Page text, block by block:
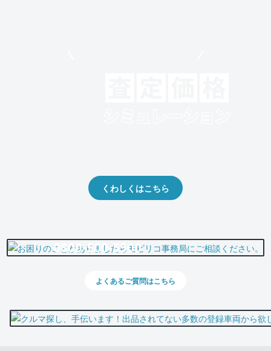
くわしくはこちら
0800-500-5500
よくあるご質問はこちら